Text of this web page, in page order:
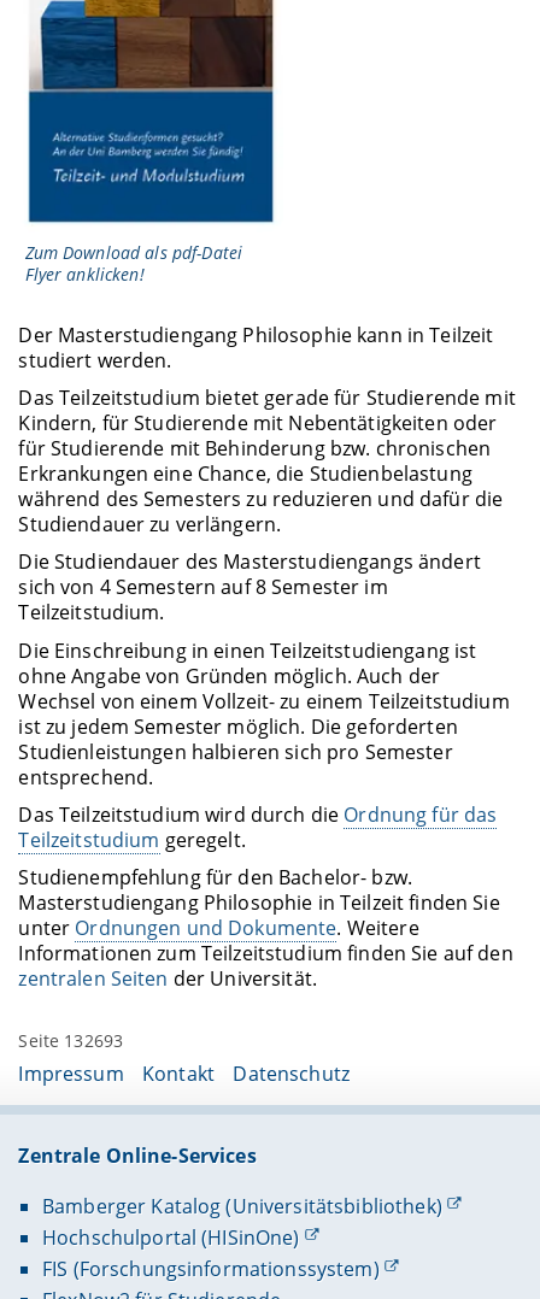
Zum Download als pdf-Datei
Flyer anklicken!
Der Masterstudiengang Philosophie kann in Teilzeit
studiert werden.
Das Teilzeitstudium bietet gerade für Studierende mit
Kindern, für Studierende mit Nebentätigkeiten oder
für Studierende mit Behinderung bzw. chronischen
Erkrankungen eine Chance, die Studienbelastung
während des Semesters zu reduzieren und dafür die
Studiendauer zu verlängern.
Die Studiendauer des Masterstudiengangs ändert
sich von 4 Semestern auf 8 Semester im
Teilzeitstudium.
Die Einschreibung in einen Teilzeitstudiengang ist
ohne Angabe von Gründen möglich. Auch der
Wechsel von einem Vollzeit- zu einem Teilzeitstudium
ist zu jedem Semester möglich. Die geforderten
Studienleistungen halbieren sich pro Semester
entsprechend.
Das Teilzeitstudium wird durch die Ordnung für das
Teilzeitstudium geregelt.
Studienempfehlung für den Bachelor- bzw.
Masterstudiengang Philosophie in Teilzeit finden Sie
unter Ordnungen und Dokumente. Weitere
Informationen zum Teilzeitstudium finden Sie auf den
zentralen Seiten der Universität.
Seite 132693
Impressum Kontakt Datenschutz
Zentrale Online-Services
Bamberger Katalog (Universitätsbibliothek)
Hochschulportal (HISinOne)
FIS (Forschungsinformationssystem)